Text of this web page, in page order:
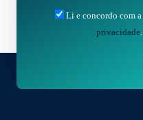
Li e concordo com a
privacidade.